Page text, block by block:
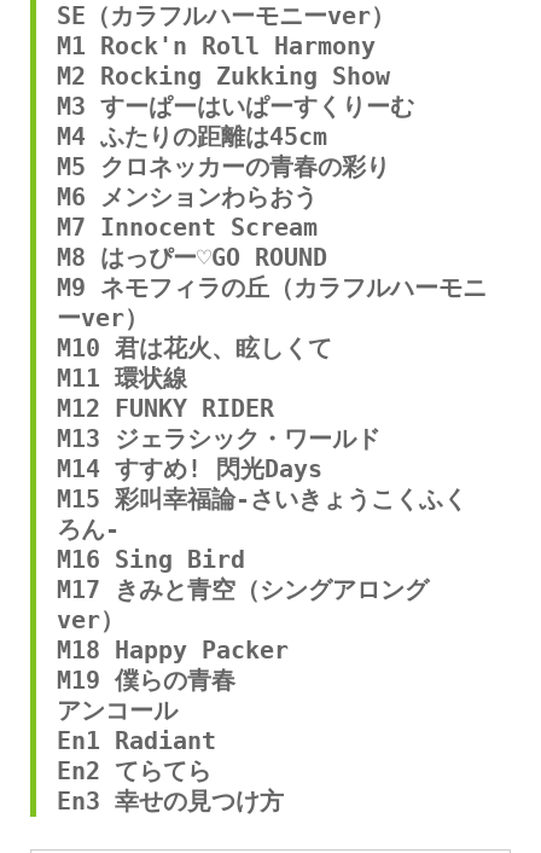
SE（カラフルハーモニーver）
M1 Rock'n Roll Harmony
M2 Rocking Zukking Show
M3 すーぱーはいぱーすくりーむ
M4 ふたりの距離は45cm
M5 クロネッカーの青春の彩り
M6 メンションわらおう
M7 Innocent Scream
M8 はっぴー♡GO ROUND
M9 ネモフィラの丘（カラフルハーモニ
ーver）
M10 君は花火、眩しくて
M11 環状線
M12 FUNKY RIDER
M13 ジェラシック・ワールド
M14 すすめ! 閃光Days
M15 彩叫幸福論-さいきょうこくふく
ろん-
M16 Sing Bird
M17 きみと青空（シングアロング
ver）
M18 Happy Packer
M19 僕らの青春
アンコール
En1 Radiant
En2 てらてら
En3 幸せの見つけ方